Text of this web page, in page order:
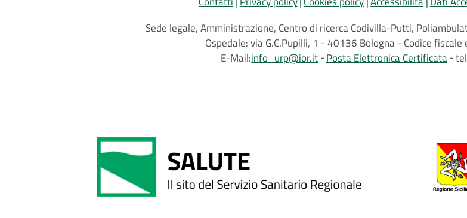
Sede legale, Amministrazione, Centro di ricerca Codivilla-Putti,
Ospedale: via G.C.Pupilli, 1 - 40136 Bologna - Codice
E-Mail:info_urp@ior.it Posta Elettronica Certificata